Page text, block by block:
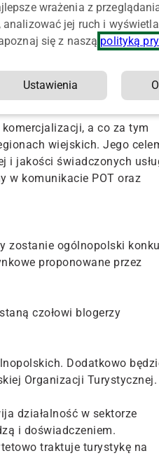
ze środków unijnych,
2018-2019. Środki
na lata 2014-2020.
oraz promocję dobrych
a co za tym
wiejskich. Jego
i jakości świadczonych
w komunikacie POT oraz
zostanie ogólnopolski
proponowane przez
czołowi blogerzy
Dodatkowo
Organizacji Turystycznej.
działalność w sektorze
i doświadczeniem.
traktuje turystykę na
wrażenia z
jej ruch i
się z naszą polityką
Ustawienia